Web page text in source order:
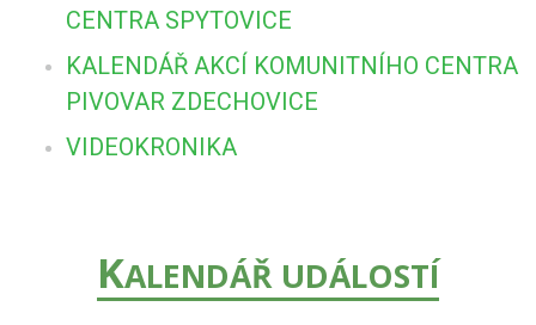
CENTRA SPYTOVICE
KALENDÁŘ AKCÍ KOMUNITNÍHO CENTRA
PIVOVAR ZDECHOVICE
VIDEOKRONIKA
KALENDÁŘ UDÁLOSTÍ